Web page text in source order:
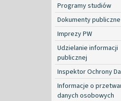
Programy studiów
Dokumenty publiczne
Imprezy PW
Udzielanie informacji
publicznej
Inspektor Ochrony
Informacje o
danych osobowych